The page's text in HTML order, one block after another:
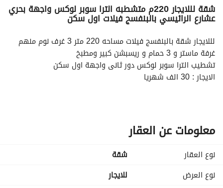
الاماكن القريبة
شقة لللايجار 220م متشطبه الترا سوبر لوكس واجهة بحري
عشارع الرائيسي بالبنفسج فيلات اول سكن
غرفة ماستر و 3 حمام و ريسبشن كبير ومطبخ
تشطيب الترا سوبر لوكس دور ثانى واجهة اول سكن
الايجار : 30 الف شهريا
شقة واسعة بتشطيب فاخر تناسب السكن العائلي الراقي.
تفاصيل الوحدة:
المساحة: 220 متر²
3 غرف نوم (منهم غرفة ماستر)
معلومات عن العقار
نوع العقار
شقة
نوع العرض
للايجار